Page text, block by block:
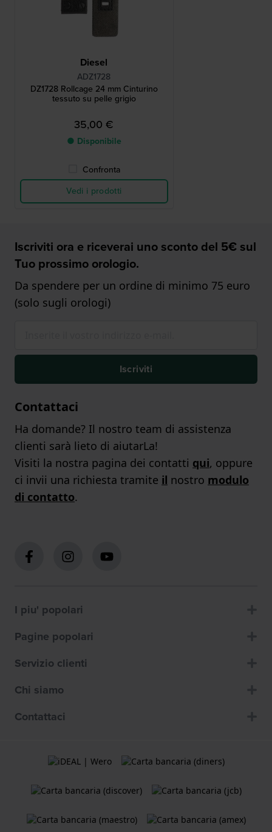
Diesel
ADZ1728
DZ1728 Rollcage 24 mm Cinturino
tessuto su pelle grigio
35,00 €
● Disponibile
Confronta
Vedi i prodotti
Iscriviti ora e riceverai uno sconto del 5€ sul
Tuo prossimo orologio.
Da spendere per un ordine di minimo 75 euro
(solo sugli orologi)
Iscriviti
Contattaci
Ha domande? Il nostro team di assistenza
clienti sarà lieto di aiutarLa!
Visiti la nostra pagina dei contatti qui, oppure
ci invii una richiesta tramite il nostro modulo
di contatto.
I piu' popolari
Pagine popolari
Servizio clienti
Chi siamo
Contattaci